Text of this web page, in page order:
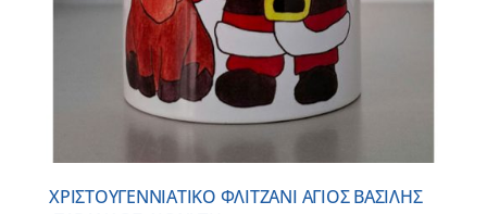
ΧΡΙΣΤΟΥΓΕΝΝΙΑΤΙΚΟ ΦΛΙΤΖΑΝΙ ΑΓΙΟΣ ΒΑΣΙΛΗΣ